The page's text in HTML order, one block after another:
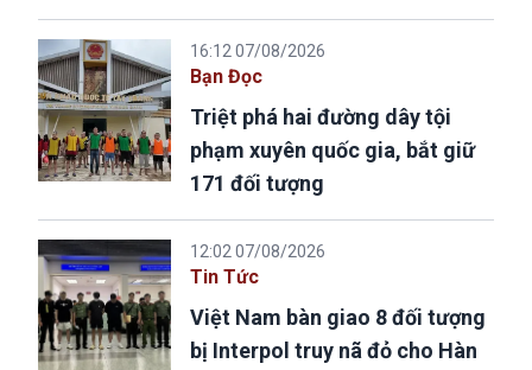
16:12 07/08/2026
Bạn Đọc
Triệt phá hai đường dây tội
phạm xuyên quốc gia, bắt giữ
171 đối tượng
12:02 07/08/2026
Tin Tức
Việt Nam bàn giao 8 đối tượng
bị Interpol truy nã đỏ cho Hàn